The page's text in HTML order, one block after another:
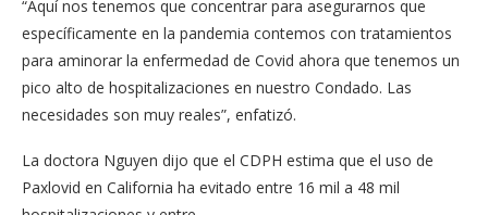
“Aquí nos tenemos que concentrar para asegurarnos que
específicamente en la pandemia contemos con tratamientos
para aminorar la enfermedad de Covid ahora que tenemos un
pico alto de hospitalizaciones en nuestro Condado. Las
necesidades son muy reales”, enfatizó.
La doctora Nguyen dijo que el CDPH estima que el uso de
Paxlovid en California ha evitado entre 16 mil a 48 mil